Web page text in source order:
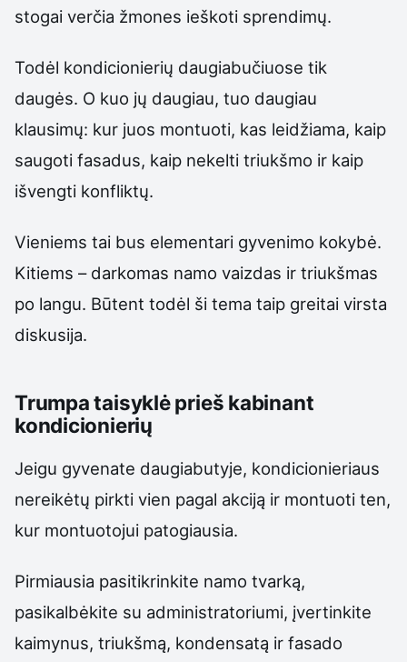
stogai verčia žmones ieškoti sprendimų.
Todėl kondicionierių daugiabučiuose tik
daugės. O kuo jų daugiau, tuo daugiau
klausimų: kur juos montuoti, kas leidžiama, kaip
saugoti fasadus, kaip nekelti triukšmo ir kaip
išvengti konfliktų.
Vieniems tai bus elementari gyvenimo kokybė.
Kitiems – darkomas namo vaizdas ir triukšmas
po langu. Būtent todėl ši tema taip greitai virsta
diskusija.
Trumpa taisyklė prieš kabinant
kondicionierių
Jeigu gyvenate daugiabutyje, kondicionieriaus
nereikėtų pirkti vien pagal akciją ir montuoti ten,
kur montuotojui patogiausia.
Pirmiausia pasitikrinkite namo tvarką,
pasikalbėkite su administratoriumi, įvertinkite
kaimynus, triukšmą, kondensatą ir fasado